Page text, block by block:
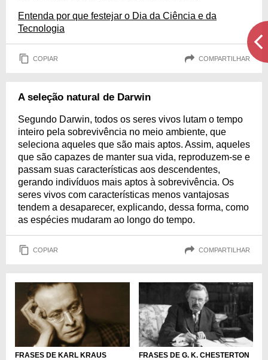
Entenda por que festejar o Dia da Ciência e da
Tecnologia
COPIAR COMPARTILHAR
A seleção natural de Darwin
Segundo Darwin, todos os seres vivos lutam o tempo
inteiro pela sobrevivência no meio ambiente, que
seleciona aqueles que são mais aptos. Assim, aqueles
que são capazes de manter sua vida, reproduzem-se e
passam suas características aos descendentes,
gerando indivíduos mais aptos à sobrevivência. Os
seres vivos com características menos vantajosas
tendem a desaparecer, explicando, dessa forma, como
as espécies mudaram ao longo do tempo.
COPIAR COMPARTILHAR
FRASES DE KARL KRAUS FRASES DE G. K. CHESTERTON